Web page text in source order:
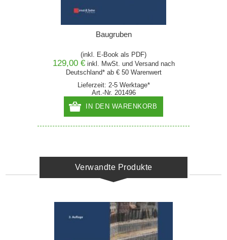
Baugruben
(inkl. E-Book als PDF)
129,00 € inkl. MwSt. und Versand nach
Deutschland* ab € 50 Warenwert
Lieferzeit: 2-5 Werktage*
Art.-Nr. 201496
IN DEN WARENKORB
Verwandte Produkte